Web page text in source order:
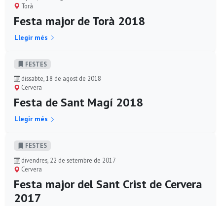
Torà
Festa major de Torà 2018
Llegir més
FESTES
dissabte, 18 de agost de 2018
Cervera
Festa de Sant Magí 2018
Llegir més
FESTES
divendres, 22 de setembre de 2017
Cervera
Festa major del Sant Crist de Cervera
2017